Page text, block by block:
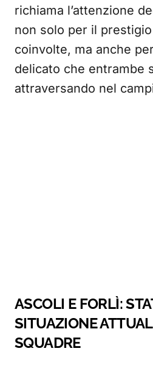
richiama l’attenzione
non solo per il
coinvolte, ma anche
delicato che entrambe
attraversando nel
ASCOLI E FORLÌ:
SITUAZIONE
SQUADRE